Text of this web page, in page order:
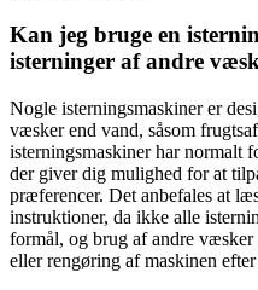
Kan jeg bruge en
isterninger af andre
Nogle isterningsmaskiner er
væsker end vand, såsom
isterningsmaskiner har normalt
der giver dig mulighed for at
præferencer. Det anbefales at
instruktioner, da ikke alle
formål, og brug af andre
eller rengøring af maskinen